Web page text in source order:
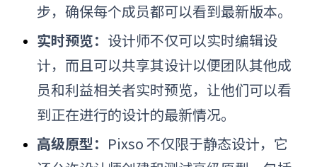
步，确保每个成员都可以看到最新版本。
实时预览： 设计师不仅可以实时编辑设
计，而且可以共享其设计以便团队其他成
员和利益相关者实时预览，让他们可以看
到正在进行的设计的最新情况。
高级原型： Pixso 不仅限于静态设计，它